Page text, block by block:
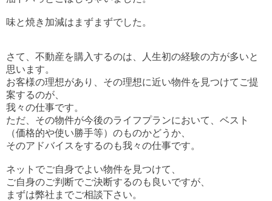
味と焼き加減はまずまずでした。
さて、不動産を購入するのは、人生初の経験の方が多いと
思います。
お客様の理想があり、その理想に近い物件を見つけてご提
案するのが、
我々の仕事です。
ただ、その物件が今後のライフプランにおいて、ベスト
（価格的や使い勝手等）のものかどうか、
そのアドバイスをするのも我々の仕事です。
ネットでご自身でよい物件を見つけて、
ご自身のご判断でご決断するのも良いですが、
まずは弊社までご相談下さい。